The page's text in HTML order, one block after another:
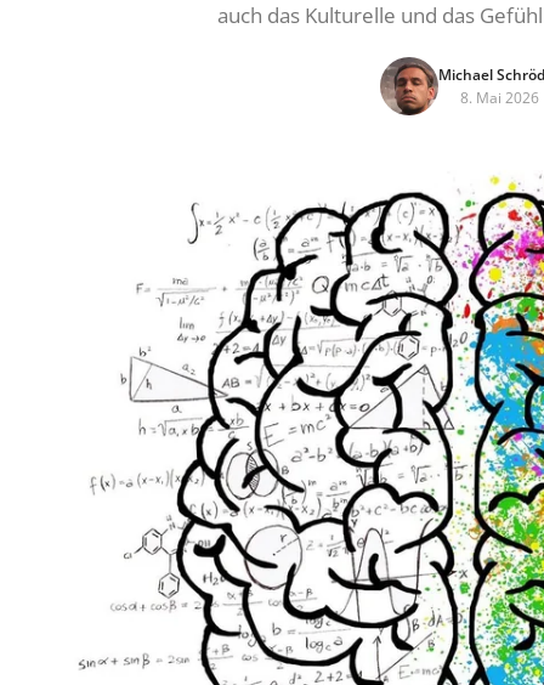
auch das Kulturelle und das
Michael
8. Mai 2026